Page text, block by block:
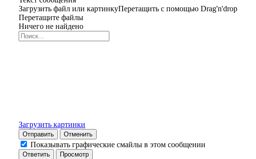
Загрузить файл или картинкуПеретащить с помощью Drag'n'drop
Перетащите файлы
Ничего не найдено
Загрузить картинки
Отправить Отменить
Показывать графические смайлы в этом сообщении